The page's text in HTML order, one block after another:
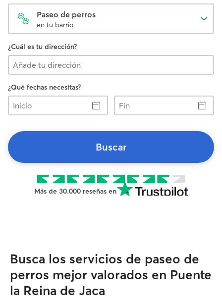
Paseo de perros
en tu barrio
¿Cuál es tu dirección?
¿Qué fechas necesitas?
Inicio
Fin
Buscar
Más de 30.000 reseñas en
Busca los servicios de paseo de
perros mejor valorados en Puente
la Reina de Jaca